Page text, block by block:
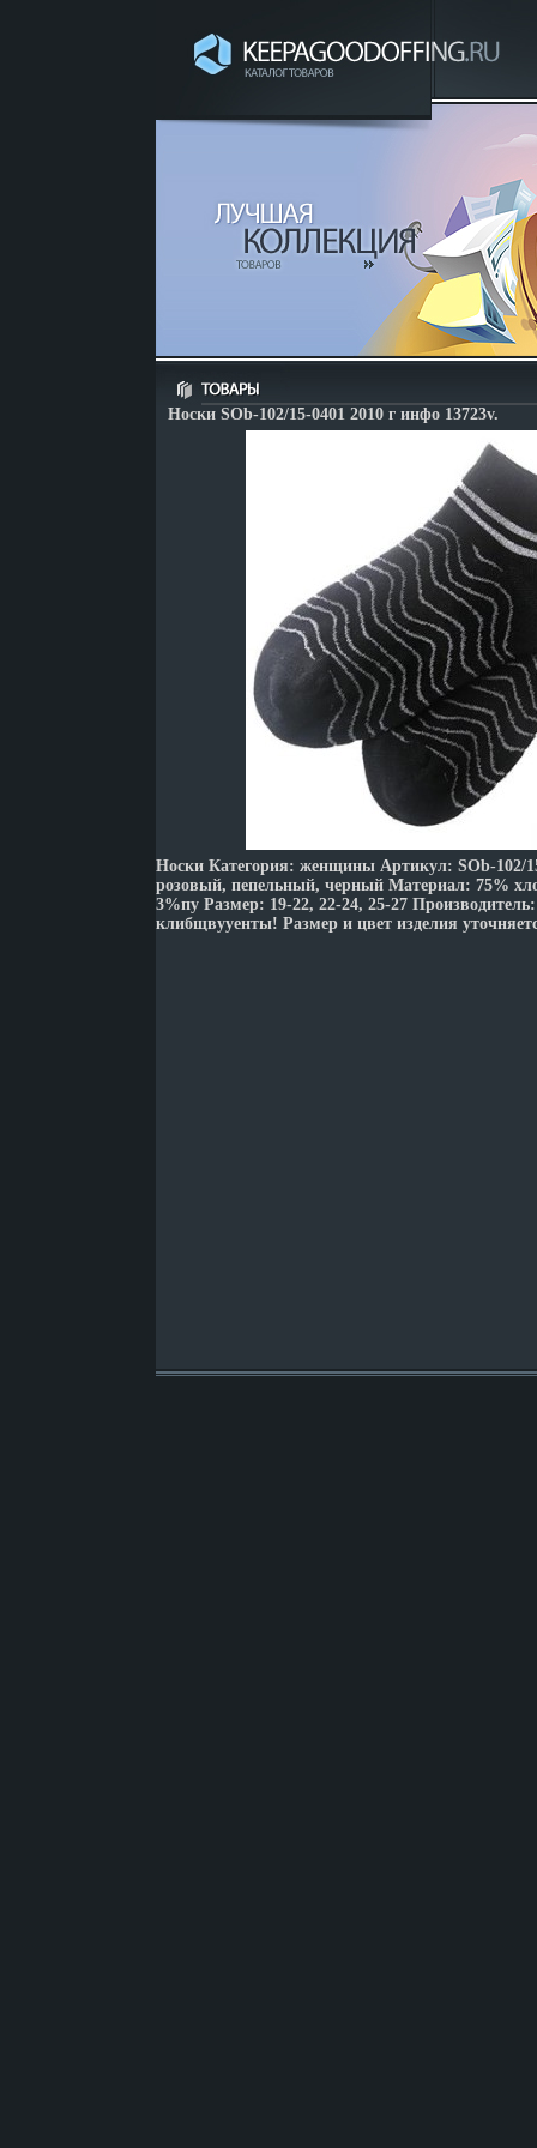
Носки SOb-102/15-0401 2010 г инфо 13723v.
Носки Категория: женщины Артикул: SOb-102/
розовый, пепельный, черный Материал: 75%
3%пу Размер: 19-22, 22-24, 25-27
клибщвууенты! Размер и цвет изделия